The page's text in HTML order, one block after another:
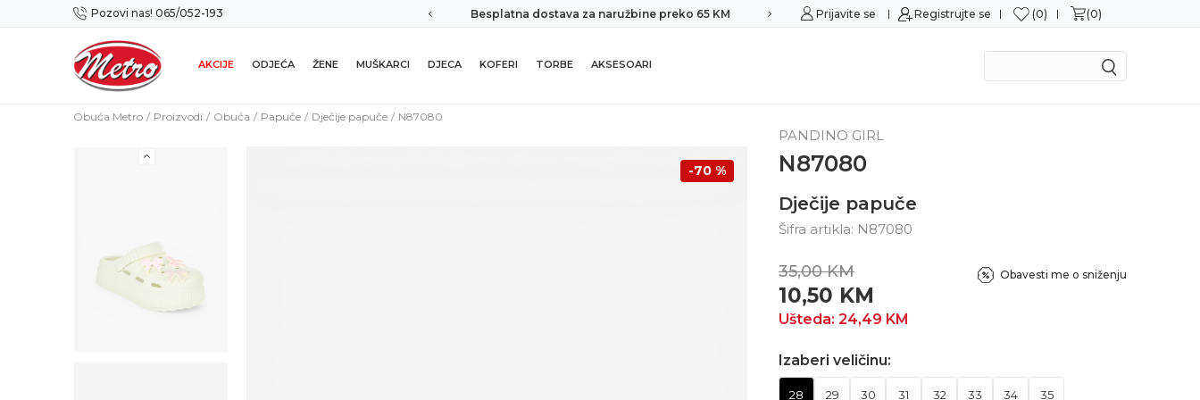
Pozovi nas! 065/052-193
Preuzmi NOVU Metro mobilnu aplikaciju! Besplatna dostava za naružbine preko 65 KM Sigurna kupovina
Prijavite se Registrujte se 0 0
AKCIJE ODJEĆA ŽENE MUŠKARCI DJECA KOFERI TORBE AKSESOARI
Obuća Metro Proizvodi Obuća Papuče Dječije papuče N87080
-70 %
PANDINO GIRL
N87080
Dječije papuče
Šifra artikla: N87080
35,00 KM
10,50 KM
Ušteda: 24,49 KM
Obavesti me o sniženju
Izaberi veličinu:
28 29 30 31 32 33 34 35